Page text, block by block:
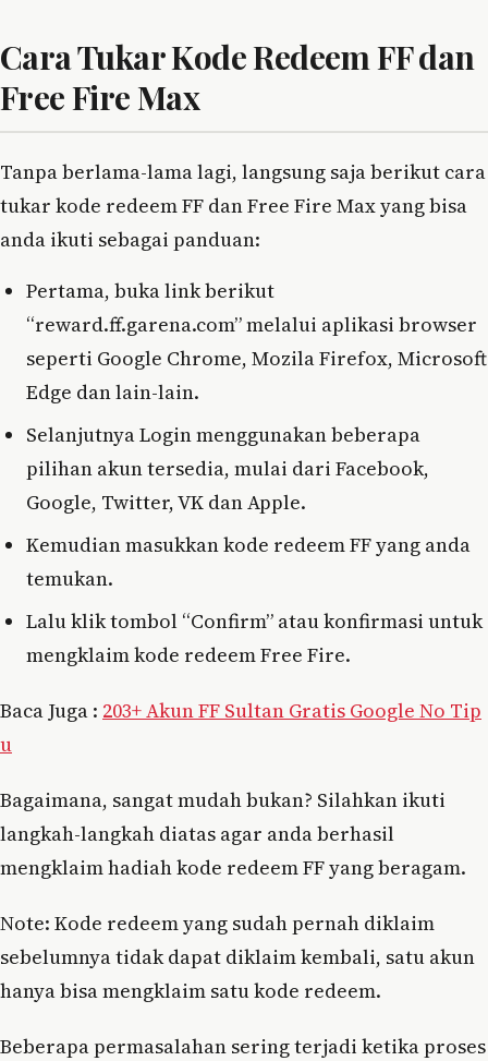
Cara Tukar Kode Redeem FF dan
Free Fire Max
Tanpa berlama-lama lagi, langsung saja berikut cara
tukar kode redeem FF dan Free Fire Max yang bisa
anda ikuti sebagai panduan:
Pertama, buka link berikut
“reward.ff.garena.com” melalui aplikasi browser
seperti Google Chrome, Mozila Firefox, Microsoft
Edge dan lain-lain.
Selanjutnya Login menggunakan beberapa
pilihan akun tersedia, mulai dari Facebook,
Google, Twitter, VK dan Apple.
Kemudian masukkan kode redeem FF yang anda
temukan.
Lalu klik tombol “Confirm” atau konfirmasi untuk
mengklaim kode redeem Free Fire.
Baca Juga : 203+ Akun FF Sultan Gratis Google No Tip
u
Bagaimana, sangat mudah bukan? Silahkan ikuti
langkah-langkah diatas agar anda berhasil
mengklaim hadiah kode redeem FF yang beragam.
Note: Kode redeem yang sudah pernah diklaim
sebelumnya tidak dapat diklaim kembali, satu akun
hanya bisa mengklaim satu kode redeem.
Beberapa permasalahan sering terjadi ketika proses